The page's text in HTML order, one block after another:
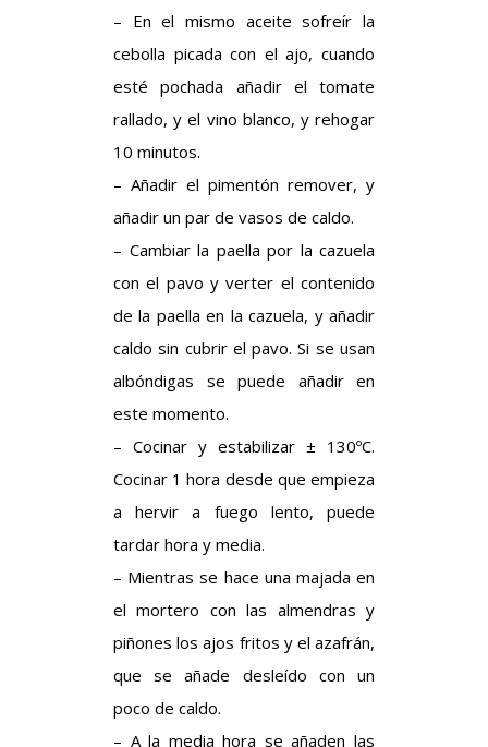
– En el mismo aceite sofreír la
cebolla picada con el ajo, cuando
esté pochada añadir el tomate
rallado, y el vino blanco, y rehogar
10 minutos.
– Añadir el pimentón remover, y
añadir un par de vasos de caldo.
– Cambiar la paella por la cazuela
con el pavo y verter el contenido
de la paella en la cazuela, y añadir
caldo sin cubrir el pavo. Si se usan
albóndigas se puede añadir en
este momento.
– Cocinar y estabilizar ± 130ºC.
Cocinar 1 hora desde que empieza
a hervir a fuego lento, puede
tardar hora y media.
– Mientras se hace una majada en
el mortero con las almendras y
piñones los ajos fritos y el azafrán,
que se añade desleído con un
poco de caldo.
– A la media hora se añaden las